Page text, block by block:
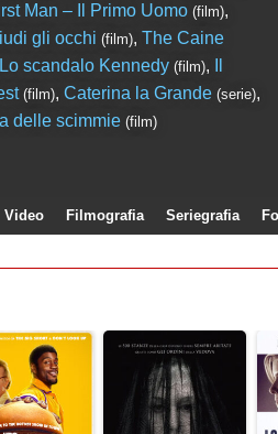
Man – Il Primo Uomo (film),
gli occhi (film), The Caine
Lo scandalo Kennedy (film),
(film), Caterina la Grande (serie),
delle scimmie (film)
Video Filmografia Seriegrafia